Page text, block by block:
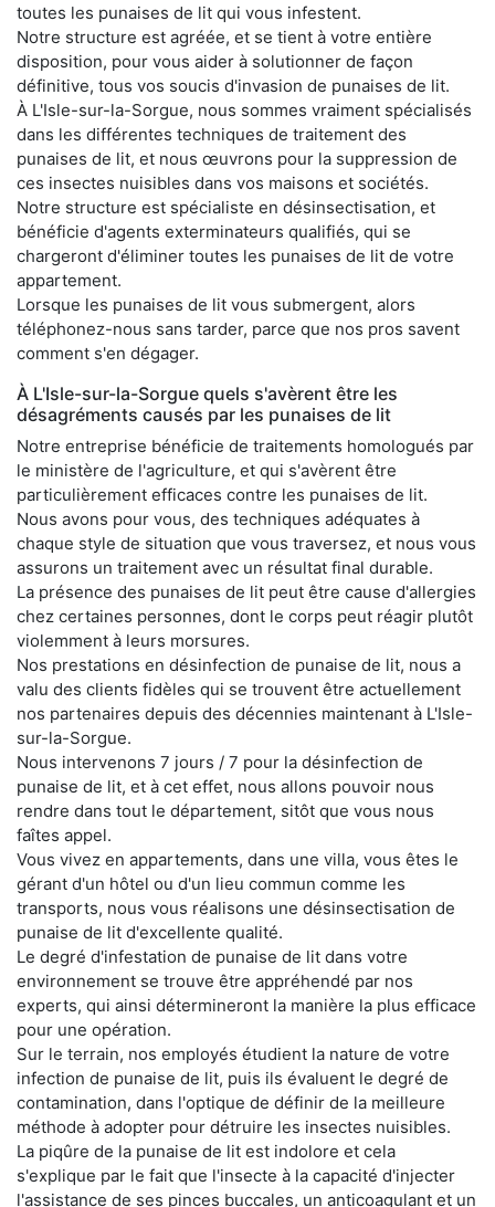
toutes les punaises de lit qui vous infestent.
Notre structure est agréée, et se tient à votre entière
disposition, pour vous aider à solutionner de façon
définitive, tous vos soucis d'invasion de punaises de lit.
À L'Isle-sur-la-Sorgue, nous sommes vraiment spécialisés
dans les différentes techniques de traitement des
punaises de lit, et nous œuvrons pour la suppression de
ces insectes nuisibles dans vos maisons et sociétés.
Notre structure est spécialiste en désinsectisation, et
bénéficie d'agents exterminateurs qualifiés, qui se
chargeront d'éliminer toutes les punaises de lit de votre
appartement.
Lorsque les punaises de lit vous submergent, alors
téléphonez-nous sans tarder, parce que nos pros savent
comment s'en dégager.
À L'Isle-sur-la-Sorgue quels s'avèrent être les
désagréments causés par les punaises de lit
Notre entreprise bénéficie de traitements homologués par
le ministère de l'agriculture, et qui s'avèrent être
particulièrement efficaces contre les punaises de lit.
Nous avons pour vous, des techniques adéquates à
chaque style de situation que vous traversez, et nous vous
assurons un traitement avec un résultat final durable.
La présence des punaises de lit peut être cause d'allergies
chez certaines personnes, dont le corps peut réagir plutôt
violemment à leurs morsures.
Nos prestations en désinfection de punaise de lit, nous a
valu des clients fidèles qui se trouvent être actuellement
nos partenaires depuis des décennies maintenant à L'Isle-
sur-la-Sorgue.
Nous intervenons 7 jours / 7 pour la désinfection de
punaise de lit, et à cet effet, nous allons pouvoir nous
rendre dans tout le département, sitôt que vous nous
faîtes appel.
Vous vivez en appartements, dans une villa, vous êtes le
gérant d'un hôtel ou d'un lieu commun comme les
transports, nous vous réalisons une désinsectisation de
punaise de lit d'excellente qualité.
Le degré d'infestation de punaise de lit dans votre
environnement se trouve être appréhendé par nos
experts, qui ainsi détermineront la manière la plus efficace
pour une opération.
Sur le terrain, nos employés étudient la nature de votre
infection de punaise de lit, puis ils évaluent le degré de
contamination, dans l'optique de définir de la meilleure
méthode à adopter pour détruire les insectes nuisibles.
La piqûre de la punaise de lit est indolore et cela
s'explique par le fait que l'insecte à la capacité d'injecter
l'assistance de ses pinces buccales, un anticoagulant et un